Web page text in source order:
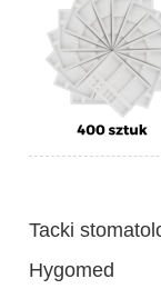
Tacki
Hygomed